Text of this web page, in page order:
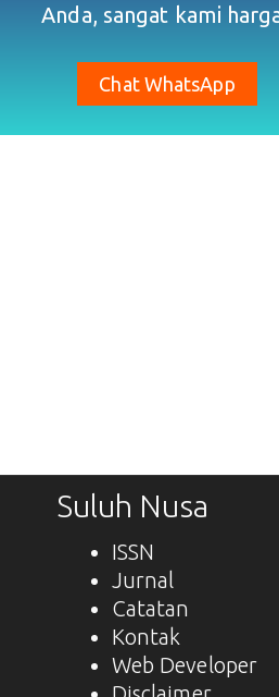
Anda, sangat kami
Chat WhatsApp
Suluh Nusa
ISSN
Jurnal
Catatan
Kontak
Web Developer